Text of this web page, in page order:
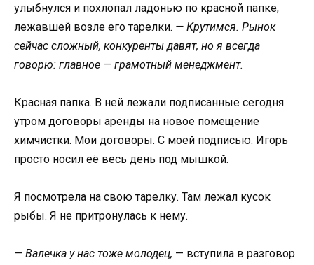
улыбнулся и похлопал ладонью по красной папке,
лежавшей возле его тарелки. — Крутимся. Рынок
сейчас сложный, конкуренты давят, но я всегда
говорю: главное — грамотный менеджмент.
Красная папка. В ней лежали подписанные сегодня
утром договоры аренды на новое помещение
химчистки. Мои договоры. С моей подписью. Игорь
просто носил её весь день под мышкой.
Я посмотрела на свою тарелку. Там лежал кусок
рыбы. Я не притронулась к нему.
— Валечка у нас тоже молодец, — вступила в разговор